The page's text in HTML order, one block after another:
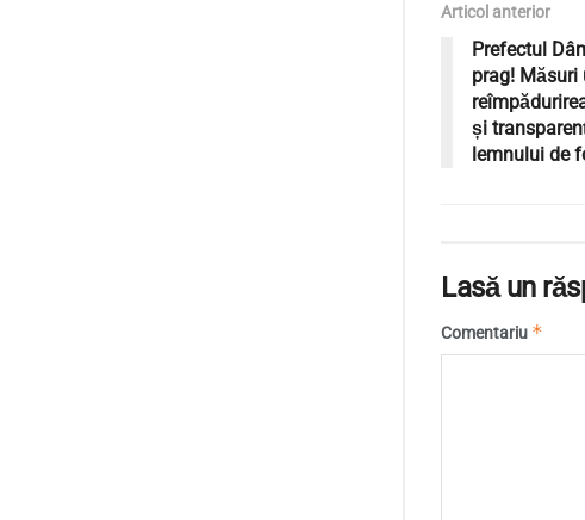
Articol anterior
Prefectul
prag! Măsuri
și
lemnului de
Lasă un
Comentariu *